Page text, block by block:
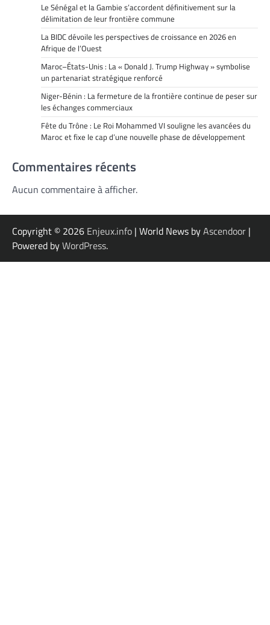
Le Sénégal et la Gambie s’accordent définitivement sur la
délimitation de leur frontière commune
La BIDC dévoile les perspectives de croissance en 2026 en
Afrique de l’Ouest
Maroc–États-Unis : La « Donald J. Trump Highway » symbolise
un partenariat stratégique renforcé
Niger-Bénin : La fermeture de la frontière continue de peser sur
les échanges commerciaux
Fête du Trône : Le Roi Mohammed VI souligne les avancées du
Maroc et fixe le cap d’une nouvelle phase de développement
Commentaires récents
Aucun commentaire à afficher.
Copyright © 2026 Enjeux.info | World News byAscendoor |
Powered byWordPress.